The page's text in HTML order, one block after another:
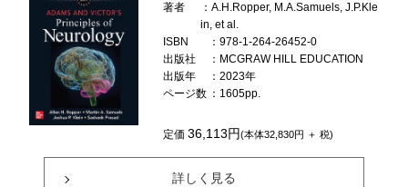
著者
：A.H.Ropper, M.A.Samuels, J.P.Kle
in, et al.
ISBN
：978-1-264-26452-0
出版社
：MCGRAW HILL EDUCATION
出版年
：2023年
ページ数 ：1605pp.
定価36,113円(本体32,830円 ＋ 税)
詳しく見る